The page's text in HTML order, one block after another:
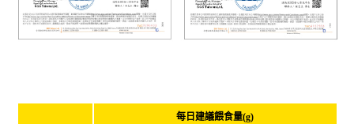
每日建議餵食量(g)